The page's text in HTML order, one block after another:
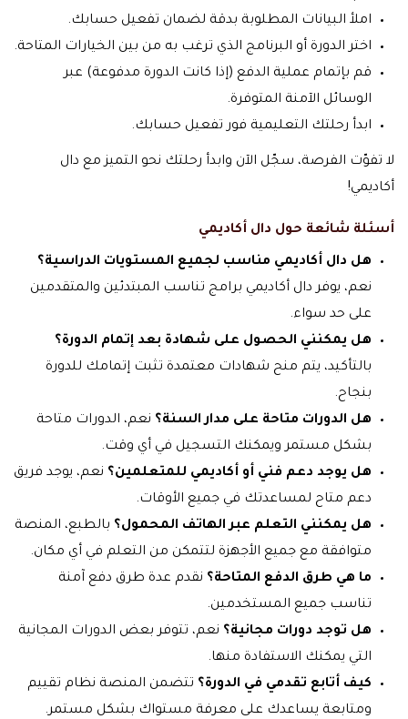
املأ البيانات المطلوبة بدقة لضمان تفعيل حسابك.
اختر الدورة أو البرنامج الذي ترغب به من بين الخيارات المتاحة.
قم بإتمام عملية الدفع (إذا كانت الدورة مدفوعة) عبر
الوسائل الآمنة المتوفرة.
ابدأ رحلتك التعليمية فور تفعيل حسابك.
لا تفوّت الفرصة، سجّل الآن وابدأ رحلتك نحو التميز مع دال
أكاديمي!
أسئلة شائعة حول دال أكاديمي
هل دال أكاديمي مناسب لجميع المستويات الدراسية؟
نعم، يوفر دال أكاديمي برامج تناسب المبتدئين والمتقدمين
على حد سواء.
هل يمكنني الحصول على شهادة بعد إتمام الدورة؟
بالتأكيد، يتم منح شهادات معتمدة تثبت إتمامك للدورة
بنجاح.
هل الدورات متاحة على مدار السنة؟ نعم، الدورات متاحة
بشكل مستمر ويمكنك التسجيل في أي وقت.
هل يوجد دعم فني أو أكاديمي للمتعلمين؟ نعم، يوجد فريق
دعم متاح لمساعدتك في جميع الأوقات.
هل يمكنني التعلم عبر الهاتف المحمول؟ بالطبع، المنصة
متوافقة مع جميع الأجهزة لتتمكن من التعلم في أي مكان.
ما هي طرق الدفع المتاحة؟ نقدم عدة طرق دفع آمنة
تناسب جميع المستخدمين.
هل توجد دورات مجانية؟ نعم، تتوفر بعض الدورات المجانية
التي يمكنك الاستفادة منها.
كيف أتابع تقدمي في الدورة؟ تتضمن المنصة نظام تقييم
ومتابعة يساعدك على معرفة مستواك بشكل مستمر.